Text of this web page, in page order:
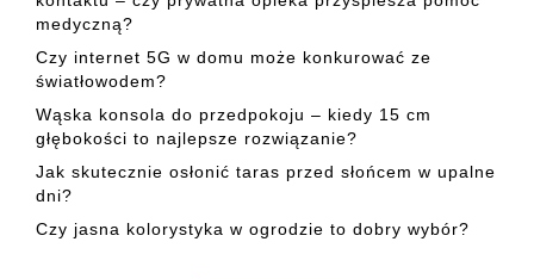
medyczną?
Czy internet 5G w domu może konkurować ze
światłowodem?
Wąska konsola do przedpokoju – kiedy 15 cm
głębokości to najlepsze rozwiązanie?
Jak skutecznie osłonić taras przed słońcem w upalne
dni?
Czy jasna kolorystyka w ogrodzie to dobry wybór?